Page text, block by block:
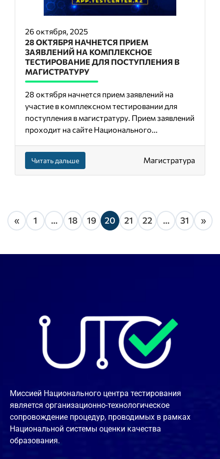
26 октября, 2025
28 ОКТЯБРЯ НАЧНЕТСЯ ПРИЕМ
ЗАЯВЛЕНИЙ НА КОМПЛЕКСНОЕ
ТЕСТИРОВАНИЕ ДЛЯ ПОСТУПЛЕНИЯ В
МАГИСТРАТУРУ
28 октября начнется прием заявлений на
участие в комплексном тестировании для
поступления в магистратуру. Прием заявлений
проходит на сайте Национального...
Читать дальше Магистратура
« 1 … 18 19 20 21 22 … 31 »
Миссией Национального центра тестирования
является организационно-технологическое
сопровождение процедур, проводимых в рамках
Национальной системы оценки качества
образования.